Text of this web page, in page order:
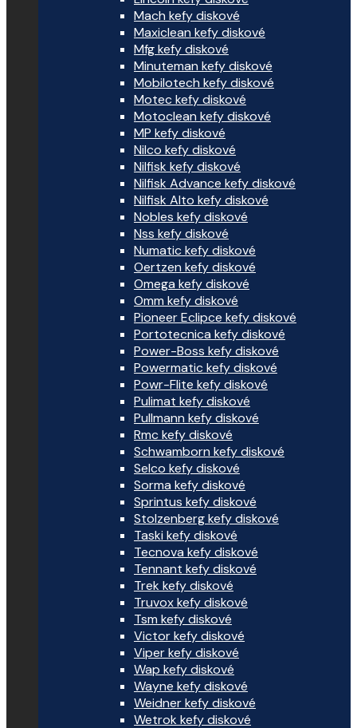
Mach kefy diskové
Maxiclean kefy diskové
Mfg kefy diskové
Minuteman kefy diskové
Mobilotech kefy diskové
Motec kefy diskové
Motoclean kefy diskové
MP kefy diskové
Nilco kefy diskové
Nilfisk kefy diskové
Nilfisk Advance kefy diskové
Nilfisk Alto kefy diskové
Nobles kefy diskové
Nss kefy diskové
Numatic kefy diskové
Oertzen kefy diskové
Omega kefy diskové
Omm kefy diskové
Pioneer Eclipce kefy diskové
Portotecnica kefy diskové
Power-Boss kefy diskové
Powermatic kefy diskové
Powr-Flite kefy diskové
Pulimat kefy diskové
Pullmann kefy diskové
Rmc kefy diskové
Schwamborn kefy diskové
Selco kefy diskové
Sorma kefy diskové
Sprintus kefy diskové
Stolzenberg kefy diskové
Taski kefy diskové
Tecnova kefy diskové
Tennant kefy diskové
Trek kefy diskové
Truvox kefy diskové
Tsm kefy diskové
Victor kefy diskové
Viper kefy diskové
Wap kefy diskové
Wayne kefy diskové
Weidner kefy diskové
Wetrok kefy diskové